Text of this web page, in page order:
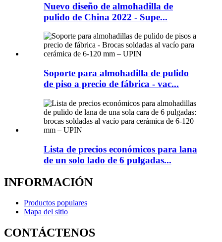
Nuevo diseño de almohadilla de
pulido de China 2022 - Supe...
Soporte para almohadilla de pulido
de piso a precio de fábrica - vac...
Lista de precios económicos para lana
de un solo lado de 6 pulgadas...
INFORMACIÓN
Productos populares
Mapa del sitio
CONTÁCTENOS